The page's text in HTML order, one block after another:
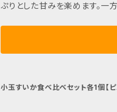
ぷりとした甘みを楽めます。一
のご提供。両方の食感と味わいを一度に楽しむこ
す。特別な夏の味わいを堪能してくださいね！ ■ 発送・注文に関する
小玉すいか食べ比べセット各1個【ピ